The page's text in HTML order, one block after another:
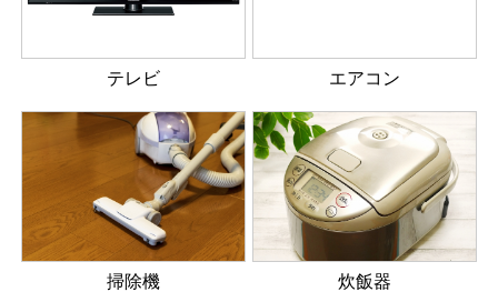
テレビ エアコン
掃除機 炊飯器